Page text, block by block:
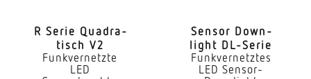
Reichweite Präsenz
4 x 4 m (16 m²)
R Serie Quadra­
tisch V2
Funkvernetzte
LED
Sensor Down­
light DL-Serie
Funkvernetztes
LED Sensor-